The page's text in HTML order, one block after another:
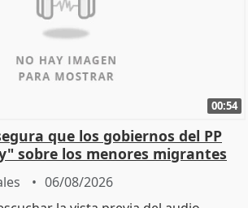
00:54
que los gobiernos del PP
sobre los menores migrantes
06/08/2026